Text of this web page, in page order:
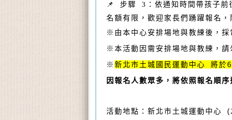
📌 步驟 3：依通知時間帶孩子前
名額有限，歡迎家長們踴躍報名
※由本中心安排場地與教練後，採
※本活動因需安排場地與教練，請
※ 新北市土城國民運動中心 將於
因報名人數眾多，將依照報名順
活動地點：新北市土城運動中心 (